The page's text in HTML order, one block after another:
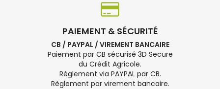
PAIEMENT & SÉCURITÉ
CB / PAYPAL / VIREMENT BANCAIRE
Paiement par CB sécurisé 3D Secure
du Crédit Agricole.
Règlement via PAYPAL par CB.
Règlement par virement bancaire.